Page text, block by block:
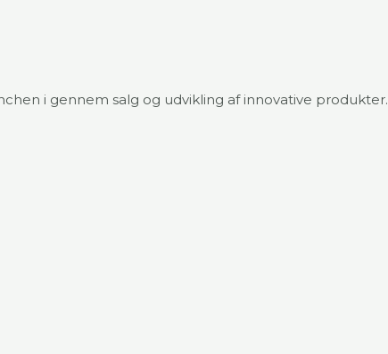
i gennem salg og udvikling af innovative produkter.